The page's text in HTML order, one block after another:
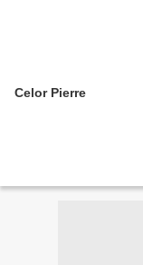
Celor Pierre